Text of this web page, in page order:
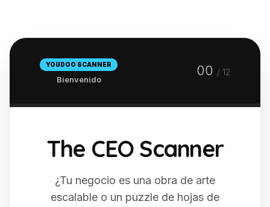
YOUDOO SCANNER
Bienvenido
00 / 12
The CEO Scanner
¿Tu negocio es una obra de arte
escalable o un puzzle de hojas de